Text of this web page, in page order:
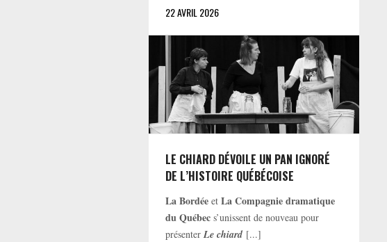
22 AVRIL 2026
LE CHIARD DÉVOILE UN PAN IGNORÉ
DE L’HISTOIRE QUÉBÉCOISE
La Bordée etLa Compagnie dramatique
du Québec s’unissent de nouveau pour
présenterLe chiard [...]